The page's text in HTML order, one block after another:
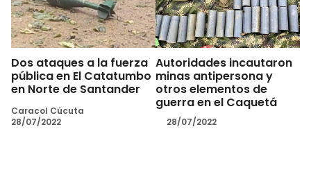
Dos ataques a la fuerza
pública en El Catatumbo
en Norte de Santander
Caracol Cúcuta
28/07/2022
Autoridades incautaron
minas antipersona y
otros elementos de
guerra en el Caquetá
28/07/2022